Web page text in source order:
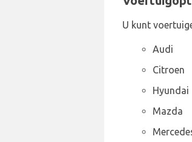
U kunt
Audi
Citroen
Hyundai
Mazda